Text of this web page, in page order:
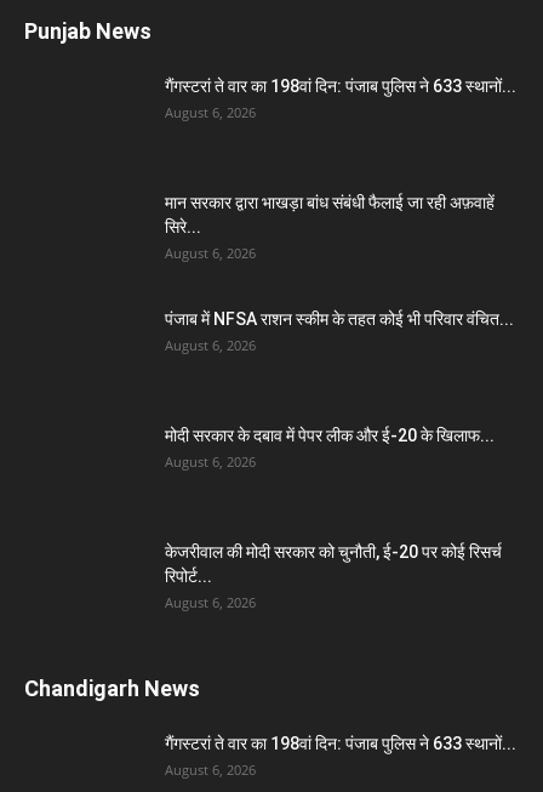
Punjab News
गैंगस्टरां ते वार का 198वां दिन: पंजाब पुलिस ने 633 स्थानों...
August 6, 2026
मान सरकार द्वारा भाखड़ा बांध संबंधी फैलाई जा रही अफ़वाहें
सिरे...
August 6, 2026
पंजाब में NFSA राशन स्कीम के तहत कोई भी परिवार वंचित...
August 6, 2026
मोदी सरकार के दबाव में पेपर लीक और ई-20 के खिलाफ...
August 6, 2026
केजरीवाल की मोदी सरकार को चुनौती, ई-20 पर कोई रिसर्च
रिपोर्ट...
August 6, 2026
Chandigarh News
गैंगस्टरां ते वार का 198वां दिन: पंजाब पुलिस ने 633 स्थानों...
August 6, 2026